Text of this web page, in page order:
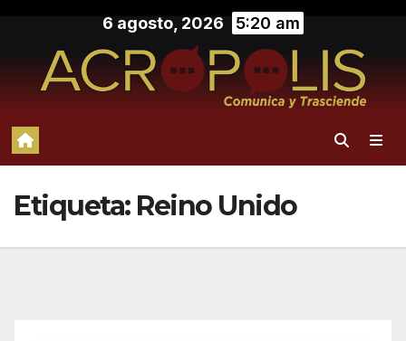
contenido
6 agosto, 2026 5:20 am
Etiqueta: Reino Unido